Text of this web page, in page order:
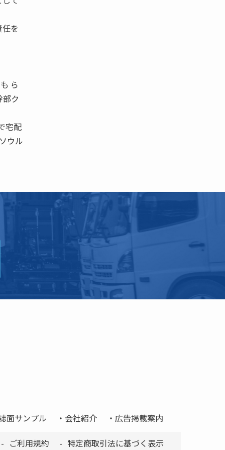
を
ら
ク
宅配
ウル
面サンプル 会社紹介
広告掲載案内
ご利用規約
特定商取引法に基づく表示